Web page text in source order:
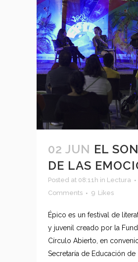
02 JUN EL
DE LAS
Posted at 08:11h in Lectura
Comments
9 Likes
Épico es un festival de
y juvenil creado por la
Círculo Abierto, en
Secretaría de Educación de